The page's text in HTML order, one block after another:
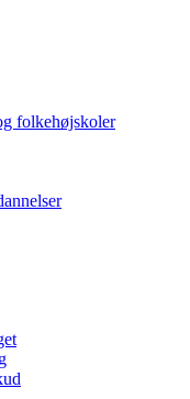
folkehøjskoler